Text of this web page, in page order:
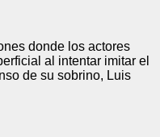
donde los actores
al intentar imitar el
de su sobrino, Luis